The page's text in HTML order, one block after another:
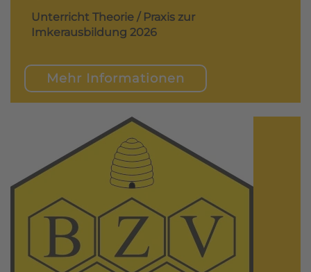
Unterricht Theorie / Praxis zur
Imkerausbildung 2026
Mehr Informationen